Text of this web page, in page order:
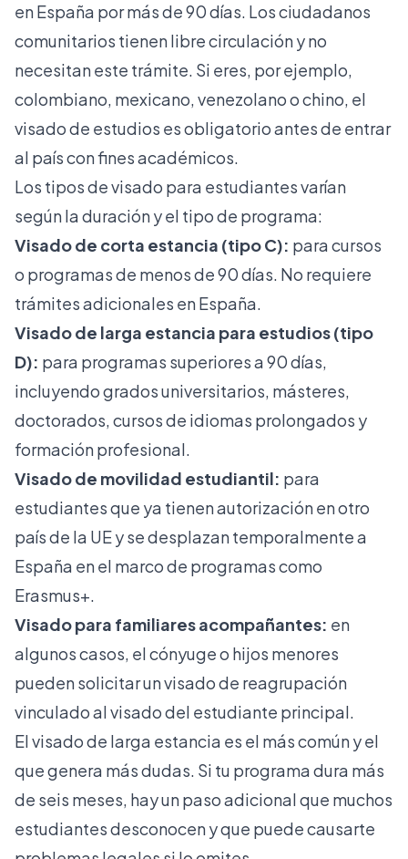
en España por más de 90 días. Los ciudadanos
comunitarios tienen libre circulación y no
necesitan este trámite. Si eres, por ejemplo,
colombiano, mexicano, venezolano o chino, el
visado de estudios es obligatorio antes de entrar
al país con fines académicos.
Los tipos de visado para estudiantes varían
según la duración y el tipo de programa:
Visado de corta estancia (tipo C): para cursos
o programas de menos de 90 días. No requiere
trámites adicionales en España.
Visado de larga estancia para estudios (tipo
D): para programas superiores a 90 días,
incluyendo grados universitarios, másteres,
doctorados, cursos de idiomas prolongados y
formación profesional.
Visado de movilidad estudiantil: para
estudiantes que ya tienen autorización en otro
país de la UE y se desplazan temporalmente a
España en el marco de programas como
Erasmus+.
Visado para familiares acompañantes: en
algunos casos, el cónyuge o hijos menores
pueden solicitar un visado de reagrupación
vinculado al visado del estudiante principal.
El visado de larga estancia es el más común y el
que genera más dudas. Si tu programa dura más
de seis meses, hay un paso adicional que muchos
estudiantes desconocen y que puede causarte